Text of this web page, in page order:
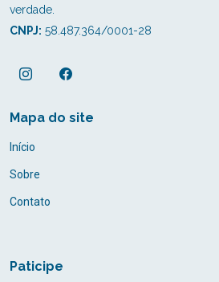
verdade.
CNPJ: 58.487.364/0001-28
Mapa do site
Início
Sobre
Contato
Paticipe